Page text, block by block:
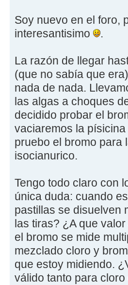
Soy nuevo en el foro,
interesantisimo
.
La razón de llegar
(que no sabía que
nada de nada.
las algas a choques
decidido probar el
vaciaremos la
pruebo el bromo para
isocianurico.
Tengo todo claro con
única duda: cuando
pastillas se disuelven
las tiras? ¿A que
el bromo se mide
mezclado cloro y
que estoy midiendo.
válido tanto para